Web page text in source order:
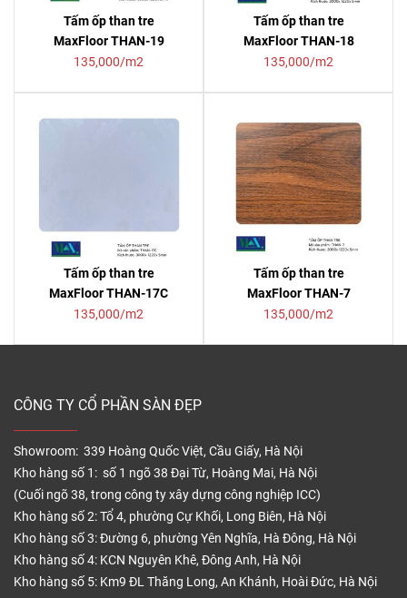
Tấm ốp than tre
MaxFloor THAN-19
135,000/m2
Tấm ốp than tre
MaxFloor THAN-18
135,000/m2
Tấm ốp than tre
MaxFloor THAN-17C
135,000/m2
Tấm ốp than tre
MaxFloor THAN-7
135,000/m2
CÔNG TY CỔ PHẦN SÀN ĐẸP
Showroom: 339 Hoàng Quốc Việt, Cầu Giấy, Hà Nội
Kho hàng số 1: số 1 ngõ 38 Đại Từ, Hoàng Mai, Hà Nội
(Cuối ngõ 38, trong công ty xây dựng công nghiệp ICC)
Kho hàng số 2: Tổ 4, phường Cự Khối, Long Biên, Hà Nội
Kho hàng số 3: Đường 6, phường Yên Nghĩa, Hà Đông, Hà Nội
Kho hàng số 4: KCN Nguyên Khê, Đông Anh, Hà Nội
Kho hàng số 5: Km9 ĐL Thăng Long, An Khánh, Hoài Đức, Hà Nội